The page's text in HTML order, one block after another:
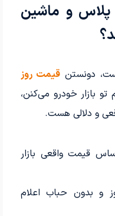
پلاس و ماشین
دونستنقیمت روز
بازار خودرو می‌کنن،
و دلالی هست.
قیمت واقعی بازار
و بدون حباب اعلام